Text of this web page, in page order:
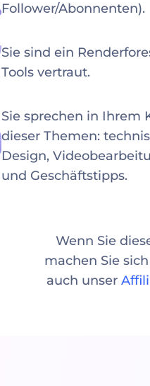
Follower/Abonnenten).
Sie sind ein
Tools vertraut.
Sie sprechen in Ihrem
dieser Themen:
Design,
und Geschäftstipps.
Wenn Sie
machen Sie
auch unser